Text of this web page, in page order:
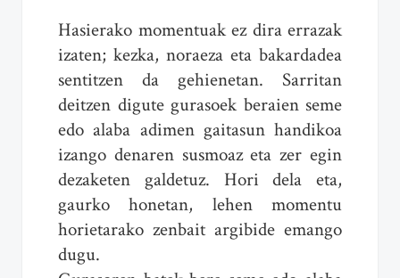
Hasierako momentuak ez dira errazak
izaten; kezka, noraeza eta bakardadea
sentitzen da gehienetan. Sarritan
deitzen digute gurasoek beraien seme
edo alaba adimen gaitasun handikoa
izango denaren susmoaz eta zer egin
dezaketen galdetuz. Hori dela eta,
gaurko honetan, lehen momentu
horietarako zenbait argibide emango
dugu.